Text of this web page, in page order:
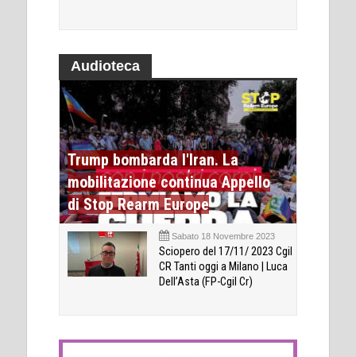
Audioteca
Trump bombarda l'Iran. La
mobilitazione continua Appello
di Stop Rearm Europe
Sabato 18 Novembre 2023
Sciopero del 17/11/ 2023 Cgil
CR Tanti oggi a Milano | Luca
Dell’Asta (FP-Cgil Cr)